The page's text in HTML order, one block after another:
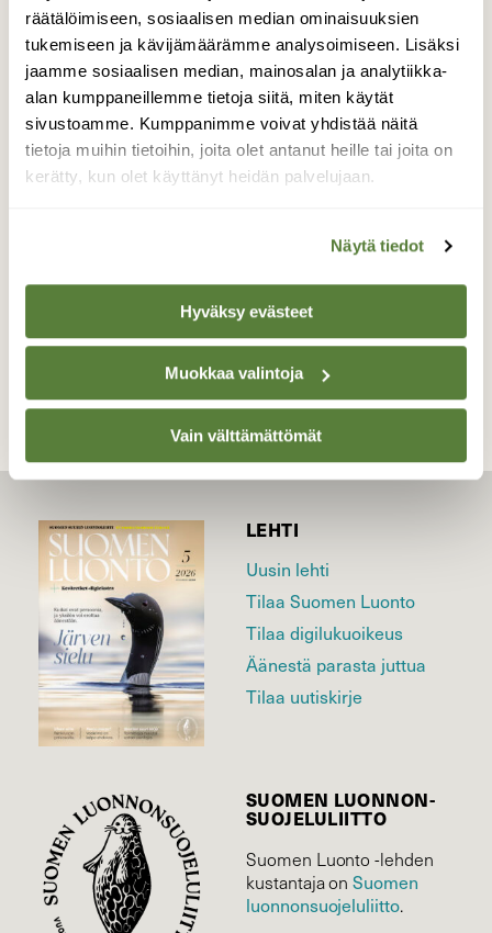
räätälöimiseen, sosiaalisen median ominaisuuksien
tukemiseen ja kävijämäärämme analysoimiseen. Lisäksi
jaamme sosiaalisen median, mainosalan ja analytiikka-
alan kumppaneillemme tietoja siitä, miten käytät
sivustoamme. Kumppanimme voivat yhdistää näitä
tietoja muihin tietoihin, joita olet antanut heille tai joita on
kerätty, kun olet käyttänyt heidän palvelujaan.
Näytä tiedot
Hyväksy evästeet
Muokkaa valintoja
Vain välttämättömät
Kalastajamestari
Useina vuosina laiturille nokassa toistuva
näytelmä. Uros kalastaa ja tuo saaliin
naaraalle joka vain kököttää laiturin tolpan
nokassa. Mukava seurata.
TAKAISIN LISTAAN
LEHTI
Uusin lehti
Tilaa Suomen Luonto
Tilaa digilukuoikeus
Äänestä parasta juttua
Tilaa uutiskirje
SUOMEN LUONNON­
SUOJELU­LIITTO
Suomen Luonto -lehden
kustantaja onSuomen
luonnonsuojelu­liitto.